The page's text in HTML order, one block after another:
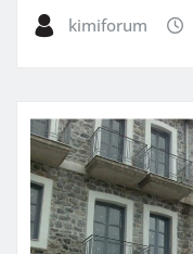
kimiforum